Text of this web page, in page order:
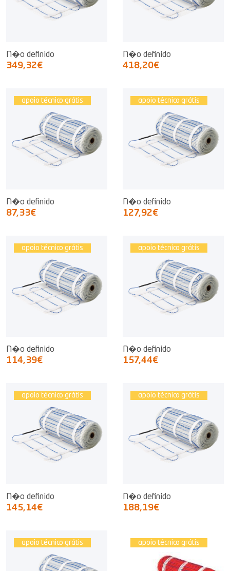
N�o definido
349,32€
N�o definido
418,20€
apoio técnico grátis
N�o definido
87,33€
apoio técnico grátis
N�o definido
127,92€
apoio técnico grátis
N�o definido
114,39€
apoio técnico grátis
N�o definido
157,44€
apoio técnico grátis
N�o definido
145,14€
apoio técnico grátis
N�o definido
188,19€
apoio técnico grátis apoio técnico grátis